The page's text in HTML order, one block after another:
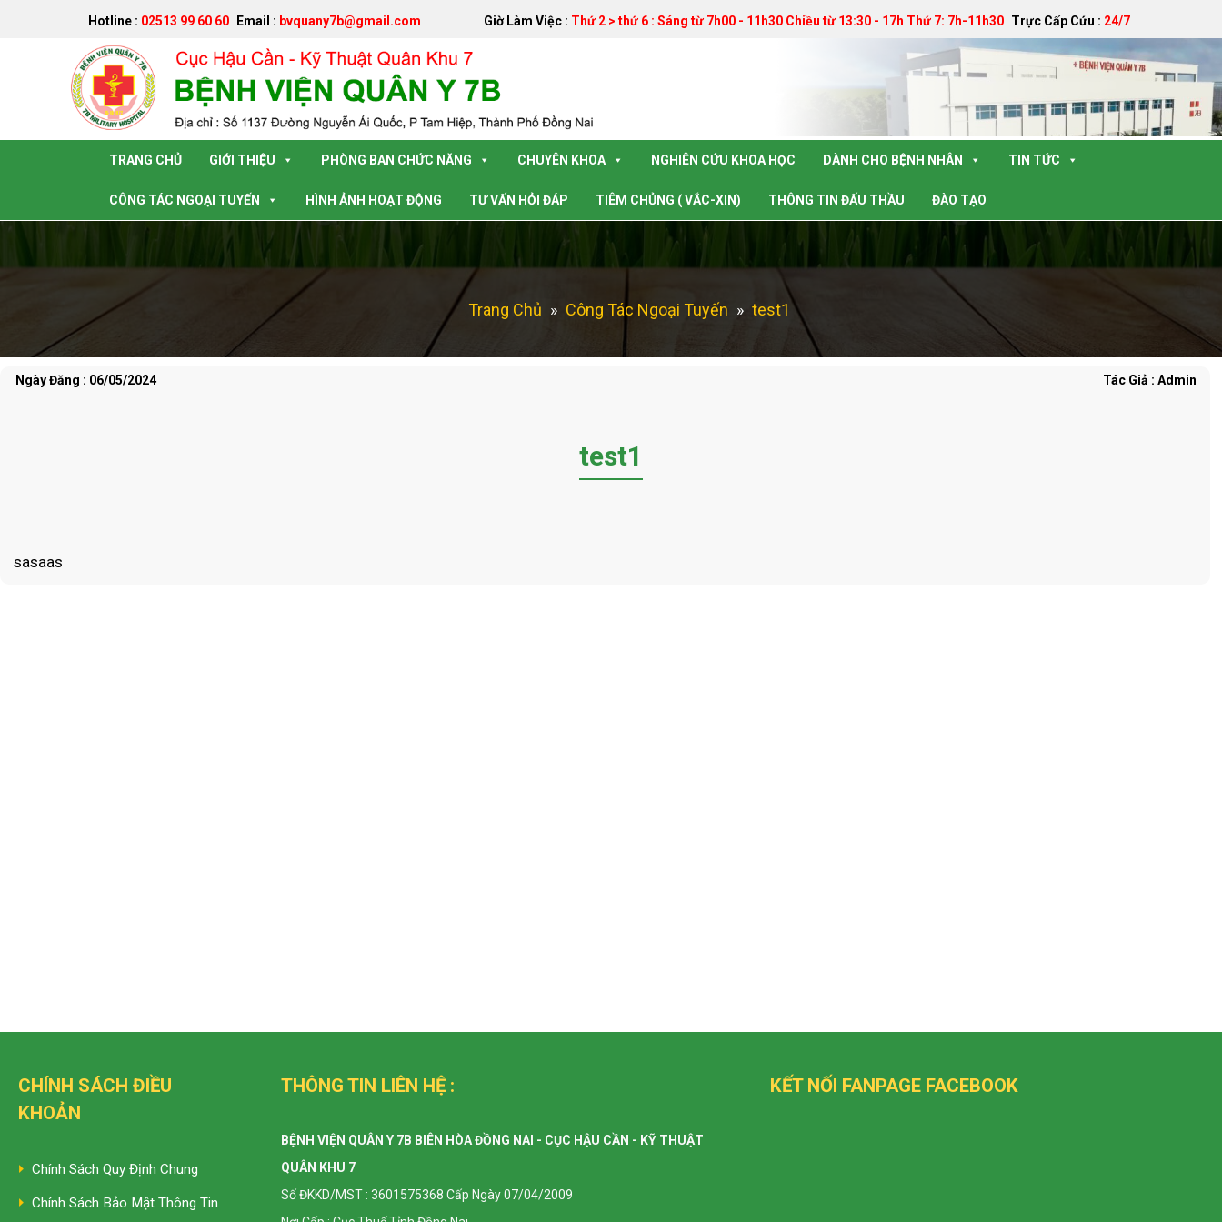
Hotline : 02513 99 60 60 Email : bvquany7b@gmail.com Giờ Làm Việc : Thứ 2 > thứ 6 : Sáng từ 7h00 - 11h30 Chiều từ 13:30 - 17h Thứ 7: 7h-11h30 Trực Cấp Cứu : 24/7
TRANG CHỦ GIỚI THIỆU PHÒNG BAN CHỨC NĂNG CHUYÊN KHOA NGHIÊN CỨU KHOA HỌC DÀNH CHO BỆNH NHÂN TIN TỨC
CÔNG TÁC NGOẠI TUYẾN HÌNH ẢNH HOẠT ĐỘNG TƯ VẤN HỎI ĐÁP TIÊM CHỦNG ( VẮC-XIN) THÔNG TIN ĐẤU THẦU ĐÀO TẠO
Trang Chủ » Công Tác Ngoại Tuyến » test1
Ngày Đăng : 06/05/2024 Tác Giả : Admin
test1
sasaas
CHÍNH SÁCH ĐIỀU
KHOẢN
Chính Sách Quy Định Chung
Chính Sách Bảo Mật Thông Tin
THÔNG TIN LIÊN HỆ :
BỆNH VIỆN QUÂN Y 7B BIÊN HÒA ĐỒNG NAI - CỤC HẬU CẦN - KỸ THUẬT
QUÂN KHU 7
Số ĐKKD/MST : 3601575368 Cấp Ngày 07/04/2009
KẾT NỐI FANPAGE FACEBOOK
Đã kết nối EMC